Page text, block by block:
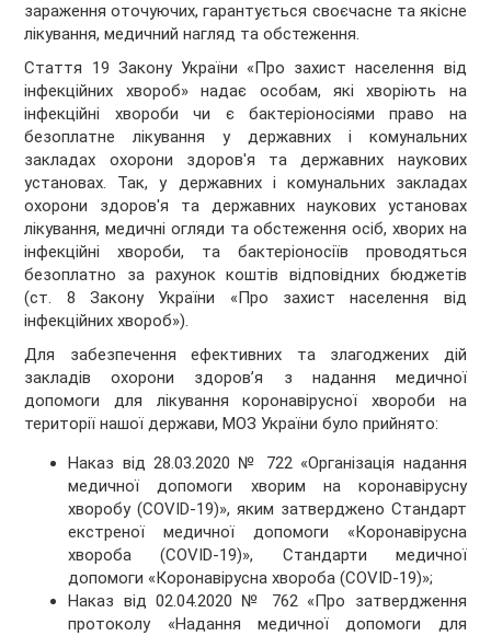
зараження оточуючих, гарантується своєчасне та якісне
лікування, медичний нагляд та обстеження.
Стаття 19 Закону України «Про захист населення від
інфекційних хвороб» надає особам, які хворіють на
інфекційні хвороби чи є бактеріоносіями право на
безоплатне лікування у державних і комунальних
закладах охорони здоров'я та державних наукових
установах. Так, у державних і комунальних закладах
охорони здоров'я та державних наукових установах
лікування, медичні огляди та обстеження осіб, хворих на
інфекційні хвороби, та бактеріоносіїв проводяться
безоплатно за рахунок коштів відповідних бюджетів
(ст. 8 Закону України «Про захист населення від
інфекційних хвороб»).
Для забезпечення ефективних та злагоджених дій
закладів охорони здоров’я з надання медичної
допомоги для лікування коронавірусної хвороби на
території нашої держави, МОЗ України було прийнято:
Наказ від 28.03.2020 № 722 «Організація надання
медичної допомоги хворим на коронавірусну
хворобу (COVID-19)», яким затверджено Стандарт
екстреної медичної допомоги «Коронавірусна
хвороба (COVID-19)», Стандарти медичної
допомоги «Коронавірусна хвороба (COVID-19)»;
Наказ від 02.04.2020 № 762 «Про затвердження
протоколу «Надання медичної допомоги для